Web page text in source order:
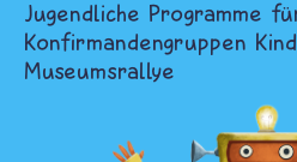
Jugendliche Programme
Konfirmandengruppen
Museumsrallye